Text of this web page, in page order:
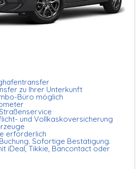
zu Ihrer Unterkunft
Büro möglich
und Vollkaskoversicherung
erforderlich
Sofortige Bestätigung.
iDeal, Tikkie, Bancontact oder